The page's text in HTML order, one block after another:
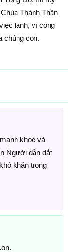
Thánh Thần
lành, vì công
chúng con.
khoẻ và
Người dẫn dắt
khăn trong